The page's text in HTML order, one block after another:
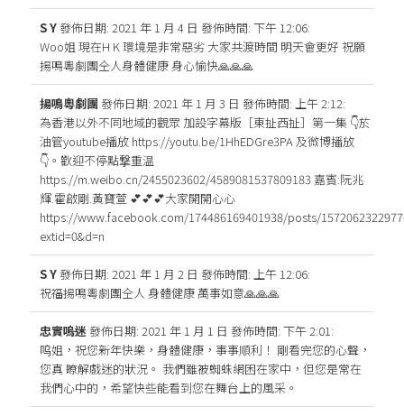
S Y發佈日期: 2021 年 1 月 4 日 發佈時間: 下午 12:06:
Woo姐 現在H K 環境是非常惡劣 大家共渡時間 明天會更好 祝願
揚鳴粵劇團仝人身體健康 身心愉快🙏🙏🙏
揚鳴粵劇團發佈日期: 2021 年 1 月 3 日 發佈時間: 上午 2:12:
為香港以外不同地域的觀眾 加設字幕版［東扯西扯］第一集 👇於
油管youtube播放 https://youtu.be/1HhEDGre3PA 及微博播放
👇。歡迎不停點撃重温
https://m.weibo.cn/2455023602/4589081537809183 嘉賓:阮兆
輝.霍啟剛.黃寶萱 💕💕💕大家開開心心
https://www.facebook.com/174486169401938/posts/
extid=0&d=n
S Y發佈日期: 2021 年 1 月 2 日 發佈時間: 上午 12:06:
祝福揚鳴粵劇團仝人 身體健康 萬事如意🙏🙏🙏
忠實嗚迷發佈日期: 2021 年 1 月 1 日 發佈時間: 下午 2:01:
呜姐，祝您新年快樂，身體健康，事事順利！ 剛看完您的心聲，
您真 瞭解戲迷的狀況。 我們雖被蜘蛛網困在家中，但您是常在
我們心中的，希望快些能看到您在舞台上的風采。